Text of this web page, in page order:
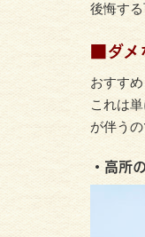
後悔す
■ダメ
おすす
これは
が伴う
・高所